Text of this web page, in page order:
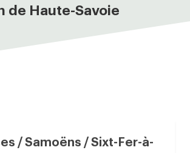
de Haute-Savoie
/ Samoëns / Sixt-Fer-à-